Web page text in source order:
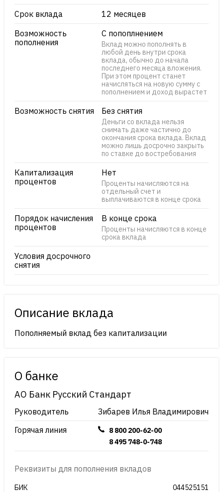
Срок вклада
12 месяцев
Возможность
пополнения
С попоплнением
Вклад можно пополнять в
любой день внутри срока
вклада, обычно до начала
последнего месяца вложения.
При этом процент станет
начисляться на новую сумму с
пополнением и доход вырастет
Возможность снятия Без снятия
Деньги со вклада нельзя
снимать даже частично до
окончания срока вклада. Вклад
можно лишь досрочно закрыть
по ставке до востребования
Капитализация
процентов
Нет
Проценты начисляются на
отдельный счет и
выплачиваются в конце срока
Порядок начисления
процентов
В конце срока
Проценты начисляются в конце
срока вклада
Условия досрочного
снятия
Описание вклада
Пополняемый вклад без капитализации
О банке
АО Банк Русский Стандарт
Руководитель
Зибарев Илья Владимирович
Горячая линия
8 800 200-62-00
8 495 748-0-748
Реквизиты для пополнения вкладов
БИК 044525151